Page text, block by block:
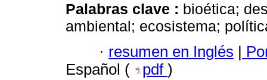
Palabras clave : bioética;
ambiental; ecosistema;
· resumen en Inglés |
Español (
pdf )